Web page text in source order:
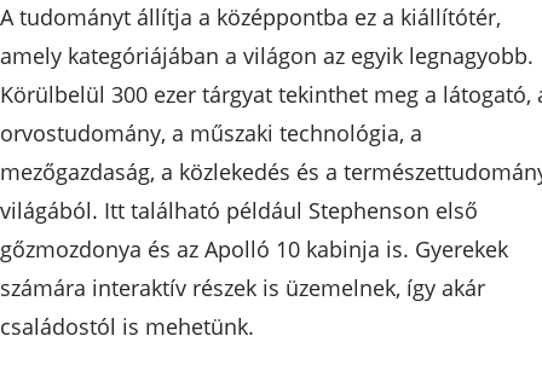
A tudományt állítja a középpontba ez a kiállítótér,
amely kategóriájában a világon az egyik legnagyobb.
Körülbelül 300 ezer tárgyat tekinthet meg a látogató,
orvostudomány, a műszaki technológia, a
mezőgazdaság, a közlekedés és a
világából. Itt található például Stephenson első
gőzmozdonya és az Apolló 10 kabinja is. Gyerekek
számára interaktív részek is üzemelnek, így akár
családostól is mehetünk.